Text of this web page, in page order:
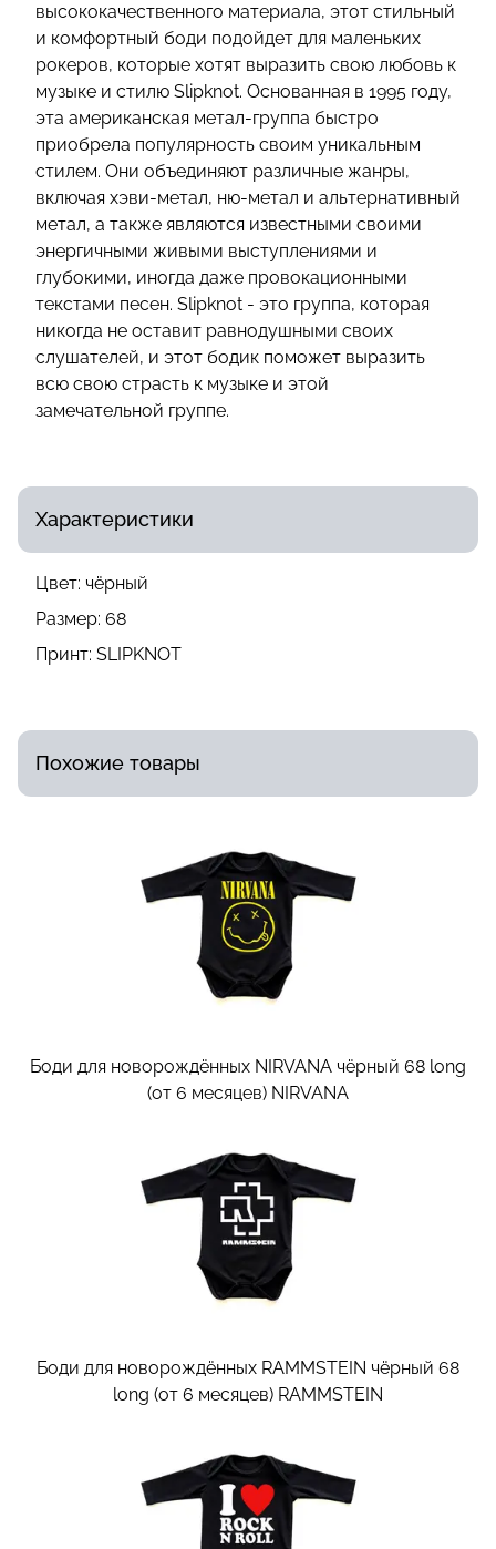
высококачественного материала, этот стильный
и комфортный боди подойдет для маленьких
рокеров, которые хотят выразить свою любовь к
музыке и стилю Slipknot. Основанная в 1995 году,
эта американская метал-группа быстро
приобрела популярность своим уникальным
стилем. Они объединяют различные жанры,
включая хэви-метал, ню-метал и альтернативный
метал, а также являются известными своими
энергичными живыми выступлениями и
глубокими, иногда даже провокационными
текстами песен. Slipknot - это группа, которая
никогда не оставит равнодушными своих
слушателей, и этот бодик поможет выразить
всю свою страсть к музыке и этой
замечательной группе.
Характеристики
Цвет: чёрный
Размер: 68
Принт: SLIPKNOT
Похожие товары
Боди для новорождённых NIRVANA чёрный 68 long
(от 6 месяцев) NIRVANA
Боди для новорождённых RAMMSTEIN чёрный 68
long (от 6 месяцев) RAMMSTEIN